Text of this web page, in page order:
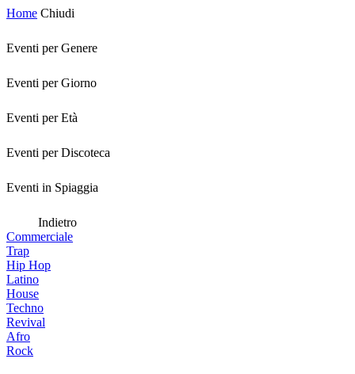
Home Chiudi
Eventi per Genere
Eventi per Giorno
Eventi per Età
Eventi per Discoteca
Eventi in Spiaggia
Indietro
Commerciale
Trap
Hip Hop
Latino
House
Techno
Revival
Afro
Rock